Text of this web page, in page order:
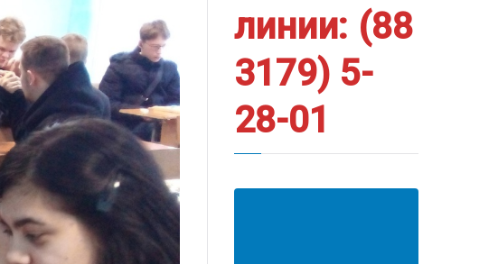
линии: (88
3179) 5-
28-01